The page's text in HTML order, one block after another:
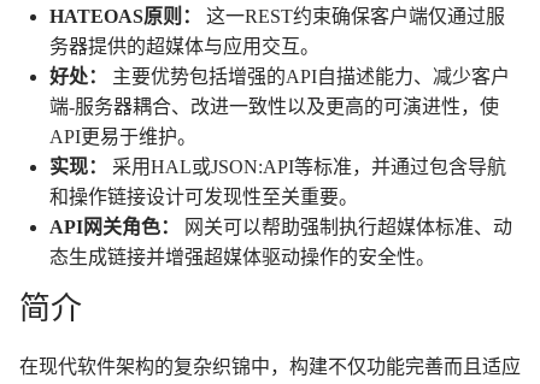
HATEOAS原则：
这一REST约束确保客户端仅通过服
务器提供的超媒体与应用交互。
好处：
主要优势包括增强的API自描述能力、减少客户
端-服务器耦合、改进一致性以及更高的可演进性，使
API更易于维护。
实现：
采用HAL或JSON:API等标准，并通过包含导航
和操作链接设计可发现性至关重要。
API网关角色：
网关可以帮助强制执行超媒体标准、动
态生成链接并增强超媒体驱动操作的安全性。
简介
在现代软件架构的复杂织锦中，构建不仅功能完善而且适应